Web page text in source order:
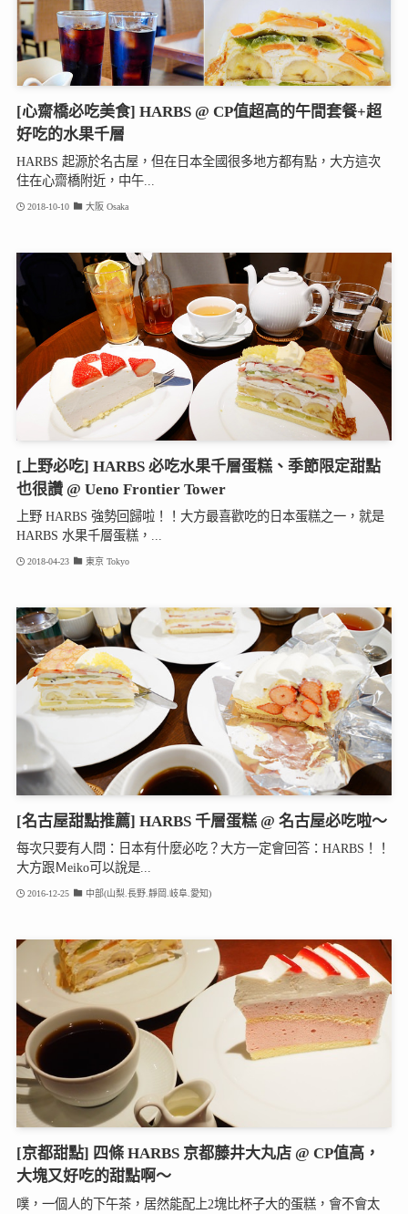
[心齋橋必吃美食] HARBS @ CP值超高的午間套餐+超
好吃的水果千層
HARBS 起源於名古屋，但在日本全國很多地方都有點，大方這次
住在心齋橋附近，中午...
2018-10-10 大阪 Osaka
[上野必吃] HARBS 必吃水果千層蛋糕、季節限定甜點
也很讚 @ Ueno Frontier Tower
上野 HARBS 強勢回歸啦！！大方最喜歡吃的日本蛋糕之一，就是
HARBS 水果千層蛋糕，...
2018-04-23 東京 Tokyo
[名古屋甜點推薦] HARBS 千層蛋糕 @ 名古屋必吃啦～
每次只要有人問：日本有什麼必吃？大方一定會回答：HARBS！！
大方跟Ｍeiko可以說是...
2016-12-25 中部(山梨.長野.靜岡.岐阜.愛知)
[京都甜點] 四條 HARBS 京都藤井大丸店 @ CP值高，
大塊又好吃的甜點啊～
噗，一個人的下午茶，居然能配上2塊比杯子大的蛋糕，會不會太